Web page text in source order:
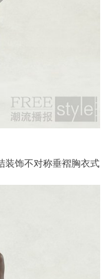
装饰不对称垂褶胸衣式